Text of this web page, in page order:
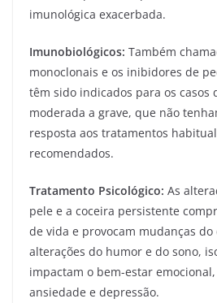
imunológica exacerbada.
Imunobiológicos: Também
monoclonais e os inibidores de
têm sido indicados para os casos
moderada a grave, que não
resposta aos tratamentos
recomendados.
Tratamento Psicológico: As
pele e a coceira persistente
de vida e provocam mudanças
alterações do humor e do sono,
impactam o bem-estar
ansiedade e depressão.